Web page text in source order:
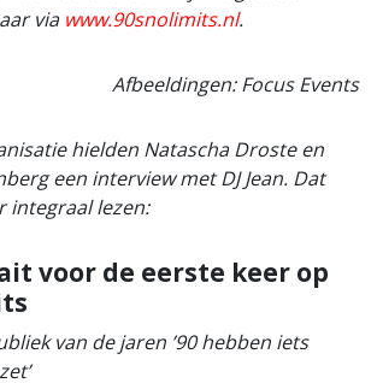
via www.90snolimits.nl.
Afbeeldingen: Focus Events
hielden Natascha Droste en
een interview met DJ Jean. Dat
integraal lezen:
voor de eerste keer op
van de jaren ’90 hebben iets